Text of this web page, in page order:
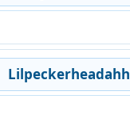
Lilpeckerheadahh